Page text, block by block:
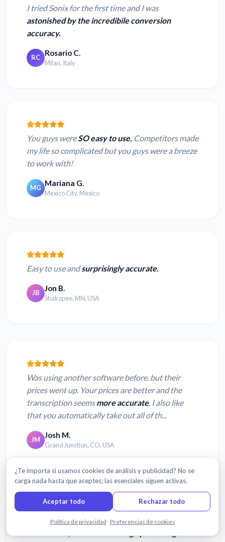
I tried Sonix for the first time and I was
astonished by the incredibile conversion
accuracy.
RC Rosario C.
Milan, Italy
You guys wereSO easy to use. Competitors made
my life so complicated but you guys were a breeze
to work with!
MG Mariana G.
Mexico City, Mexico
Easy to use andsurprisingly accurate.
JB Jon B.
Shakopee, MN, USA
Was using another software before, but their
prices went up. Your prices are better and the
transcription seemsmore accurate. I also like
that you automatically take out all of th...
JM Josh M.
Grand Junction, CO, USA
I am very happy to have found a transcription
Chatea con nosotros
¿Te importa si usamos cookies de análisis y publicidad? No se
carga nada hasta que aceptes; las esenciales siguen activas.
Aceptar todo Rechazar todo
Política de privacidad · Preferencias de cookies